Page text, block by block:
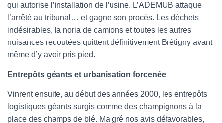
qui autorise l’installation de l’usine. L’ADEMUB attaque
l’arrêté au tribunal… et gagne son procès. Les déchets
indésirables, la noria de camions et toutes les autres
nuisances redoutées quittent définitivement Brétigny avant
même d’y avoir pris pied.
Entrepôts géants et urbanisation forcenée
Vinrent ensuite, au début des années 2000, les entrepôts
logistiques géants surgis comme des champignons à la
place des champs de blé. Malgré nos avis défavorables,